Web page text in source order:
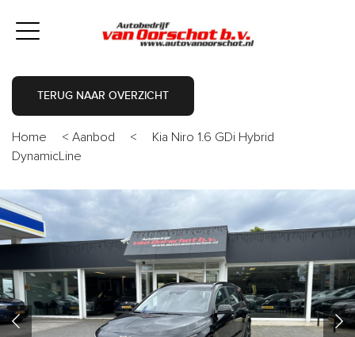
TERUG NAAR OVERZICHT
Home < Aanbod <
Kia Niro 1.6 GDi Hybrid
DynamicLine